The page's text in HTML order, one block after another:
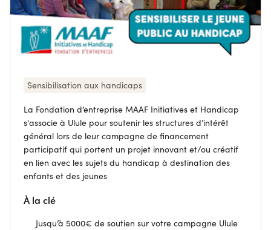
Sensibilisation aux handicaps
La Fondation d’entreprise MAAF Initiatives et Handicap
s'associe à Ulule pour soutenir les structures d’intérêt
général lors de leur campagne de financement
participatif qui portent un projet innovant et/ou créatif
en lien avec les sujets du handicap à destination des
enfants et des jeunes
À la clé
Jusqu’à 5000€ de soutien sur votre campagne Ulule